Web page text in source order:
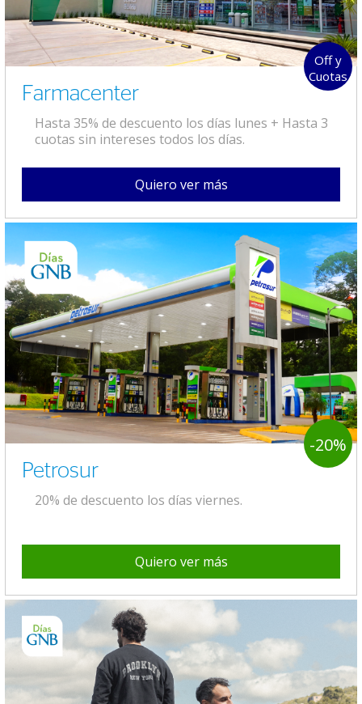
Off y
Cuotas
Farmacenter
Hasta 35% de descuento los días lunes + Hasta 3
cuotas sin intereses todos los días.
Quiero ver más
-20%
Petrosur
20% de descuento los días viernes.
Quiero ver más